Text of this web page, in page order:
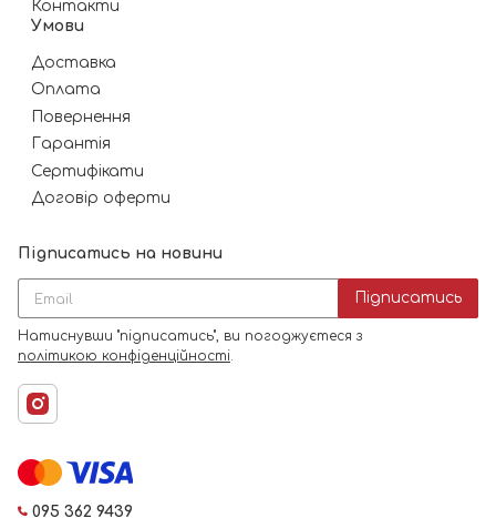
Контакти
Умови
Доставка
Оплата
Повернення
Гарантія
Сертифікати
Договір оферти
Підписатись на новини
Підписатись
Натиснувши "підписатись", ви погоджуєтеся з
політикою конфіденційності.
095 362 9439